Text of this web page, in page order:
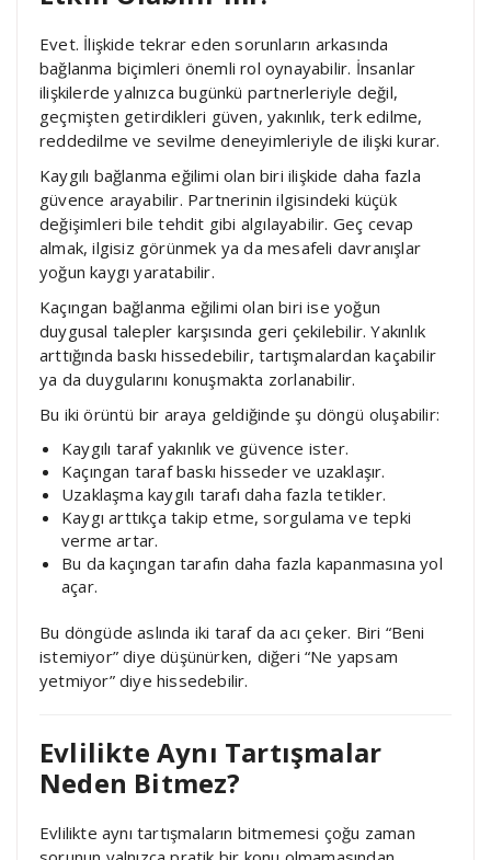
Evet. İlişkide tekrar eden sorunların arkasında
bağlanma biçimleri önemli rol oynayabilir. İnsanlar
ilişkilerde yalnızca bugünkü partnerleriyle değil,
geçmişten getirdikleri güven, yakınlık, terk edilme,
reddedilme ve sevilme deneyimleriyle de ilişki kurar.
Kaygılı bağlanma eğilimi olan biri ilişkide daha fazla
güvence arayabilir. Partnerinin ilgisindeki küçük
değişimleri bile tehdit gibi algılayabilir. Geç cevap
almak, ilgisiz görünmek ya da mesafeli davranışlar
yoğun kaygı yaratabilir.
Kaçıngan bağlanma eğilimi olan biri ise yoğun
duygusal talepler karşısında geri çekilebilir. Yakınlık
arttığında baskı hissedebilir, tartışmalardan kaçabilir
ya da duygularını konuşmakta zorlanabilir.
Bu iki örüntü bir araya geldiğinde şu döngü oluşabilir:
Kaygılı taraf yakınlık ve güvence ister.
Kaçıngan taraf baskı hisseder ve uzaklaşır.
Uzaklaşma kaygılı tarafı daha fazla tetikler.
Kaygı arttıkça takip etme, sorgulama ve tepki
verme artar.
Bu da kaçıngan tarafın daha fazla kapanmasına yol
açar.
Bu döngüde aslında iki taraf da acı çeker. Biri “Beni
istemiyor” diye düşünürken, diğeri “Ne yapsam
yetmiyor” diye hissedebilir.
Evlilikte Aynı Tartışmalar
Neden Bitmez?
Evlilikte aynı tartışmaların bitmemesi çoğu zaman